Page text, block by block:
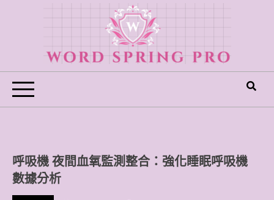
Word Spring Pro
呼吸機 夜間血氧監測整合：強化睡眠呼吸機
數據分析